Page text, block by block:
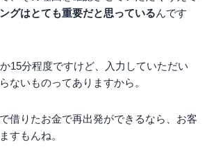
グはとても重要だと思っているんです
15分程度ですけど、入力していただい
ないものってありますから。
りたお金で再出発ができるなら、お客
すもんね。